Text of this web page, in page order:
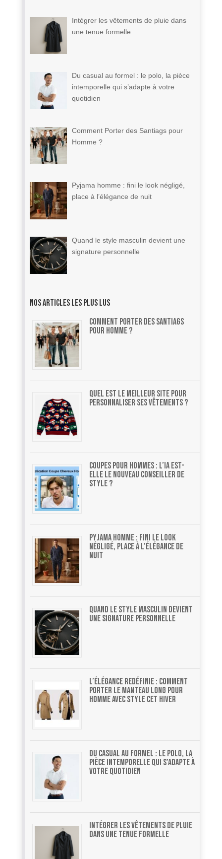
Intégrer les vêtements de pluie dans
une tenue formelle
Du casual au formel : le polo, la pièce
intemporelle qui s’adapte à votre
quotidien
Comment Porter des Santiags pour
Homme ?
Pyjama homme : fini le look négligé,
place à l’élégance de nuit
Quand le style masculin devient une
signature personnelle
Nos articles les plus lus
Comment Porter des Santiags
pour Homme ?
Quel est le meilleur site pour
personnaliser ses vêtements ?
Coupes pour hommes : l’ia est-
elle le nouveau conseiller de
style ?
Pyjama homme : fini le look
négligé, place à l’élégance de
nuit
Quand le style masculin devient
une signature personnelle
L’élégance redéfinie : comment
porter le manteau long pour
homme avec style cet hiver
Du casual au formel : le polo, la
pièce intemporelle qui s’adapte à
votre quotidien
Intégrer les vêtements de pluie
dans une tenue formelle